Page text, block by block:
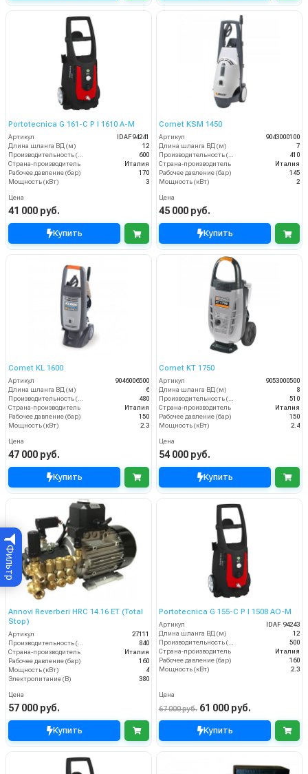
Фильтр
Portotecnica G 161-C P I 1610 A-M
Артикул
IDAF94241
Длина шланга ВД (м)
12
Производительность (л/ч)
600
Страна-производитель
Италия
Рабочее давление (бар)
170
Мощность (кВт)
3
Цена
41 000 руб.
Купить
Comet KSM 1450
Артикул
9043000100
Длина шланга ВД (м)
7
Производительность (л/ч)
410
Страна-производитель
Италия
Рабочее давление (бар)
145
Мощность (кВт)
2
Цена
45 000 руб.
Купить
Comet KL 1600
Артикул
9046006500
Длина шланга ВД (м)
6
480
Страна-производитель
Италия
Рабочее давление (бар)
150
Мощность (кВт)
2.3
Цена
47 000 руб.
Купить
Comet KT 1750
Артикул
9053000500
Длина шланга ВД (м)
8
510
Страна-производитель
Италия
Рабочее давление (бар)
150
Мощность (кВт)
2.4
Цена
54 000 руб.
Купить
Annovi Reverberi HRC 14.16 ET (Total
Stop)
Артикул
27111
840
Страна-производитель
Италия
Рабочее давление (бар)
160
Мощность (кВт)
4
Электропитание (В)
380
Цена
57 000 руб.
Купить
Portotecnica G 155-C P I 1508 AO-M
Артикул
IDAF 94243
Длина шланга ВД (м)
12
500
Страна-производитель
Италия
Рабочее давление (бар)
160
Мощность (кВт)
2.3
Цена
67 000 руб. 61 000 руб.
Купить